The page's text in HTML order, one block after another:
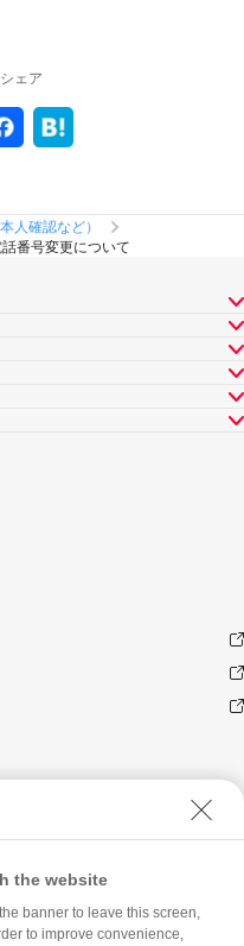
ェア
人確認など）
番号変更について
the website
banner to leave this screen,
to improve convenience,